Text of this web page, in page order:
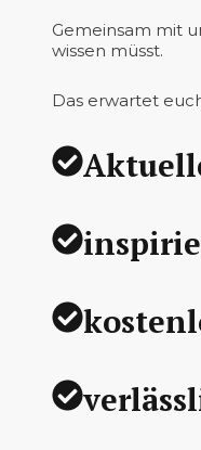
Gemeinsam mit
wissen müsst.
Das erwartet